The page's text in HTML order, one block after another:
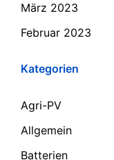
März 2023
Februar 2023
Kategorien
Agri-PV
Allgemein
Batterien